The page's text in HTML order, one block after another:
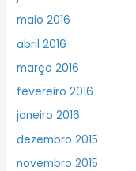
maio 2016
abril 2016
março 2016
fevereiro 2016
janeiro 2016
dezembro 2015
novembro 2015